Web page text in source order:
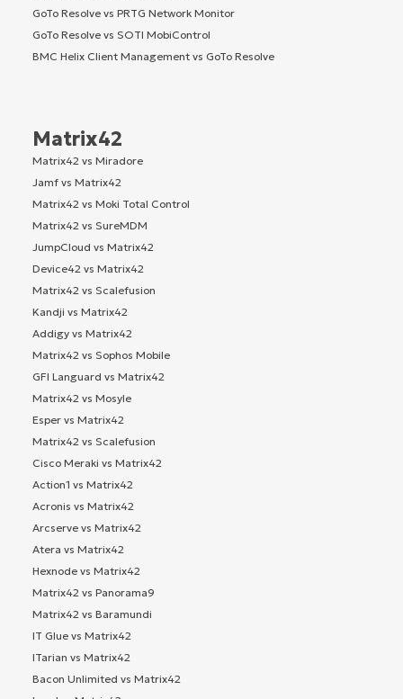
GoTo Resolve vs PRTG Network Monitor
GoTo Resolve vs SOTI MobiControl
BMC Helix Client Management vs GoTo Resolve
Matrix42
Matrix42 vs Miradore
Jamf vs Matrix42
Matrix42 vs Moki Total Control
Matrix42 vs SureMDM
JumpCloud vs Matrix42
Device42 vs Matrix42
Matrix42 vs Scalefusion
Kandji vs Matrix42
Addigy vs Matrix42
Matrix42 vs Sophos Mobile
GFI Languard vs Matrix42
Matrix42 vs Mosyle
Esper vs Matrix42
Matrix42 vs Scalefusion
Cisco Meraki vs Matrix42
Action1 vs Matrix42
Acronis vs Matrix42
Arcserve vs Matrix42
Atera vs Matrix42
Hexnode vs Matrix42
Matrix42 vs Panorama9
Matrix42 vs Baramundi
IT Glue vs Matrix42
ITarian vs Matrix42
Bacon Unlimited vs Matrix42